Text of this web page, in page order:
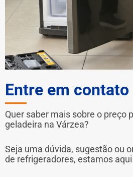
Entre em contato
Quer saber mais sobre o preço
geladeira na Várzea?
Seja uma dúvida, sugestão ou
de refrigeradores, estamos